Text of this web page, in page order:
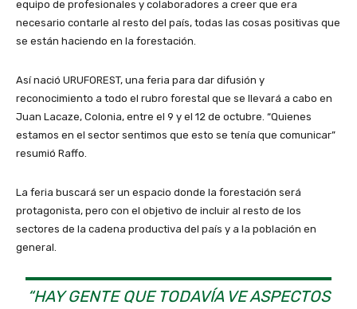
equipo de profesionales y colaboradores a creer que era
necesario contarle al resto del país, todas las cosas positivas que
se están haciendo en la forestación.
Así nació URUFOREST, una feria para dar difusión y
reconocimiento a todo el rubro forestal que se llevará a cabo en
Juan Lacaze, Colonia, entre el 9 y el 12 de octubre. “Quienes
estamos en el sector sentimos que esto se tenía que comunicar”
resumió Raffo.
La feria buscará ser un espacio donde la forestación será
protagonista, pero con el objetivo de incluir al resto de los
sectores de la cadena productiva del país y a la población en
general.
“HAY GENTE QUE TODAVÍA VE ASPECTOS